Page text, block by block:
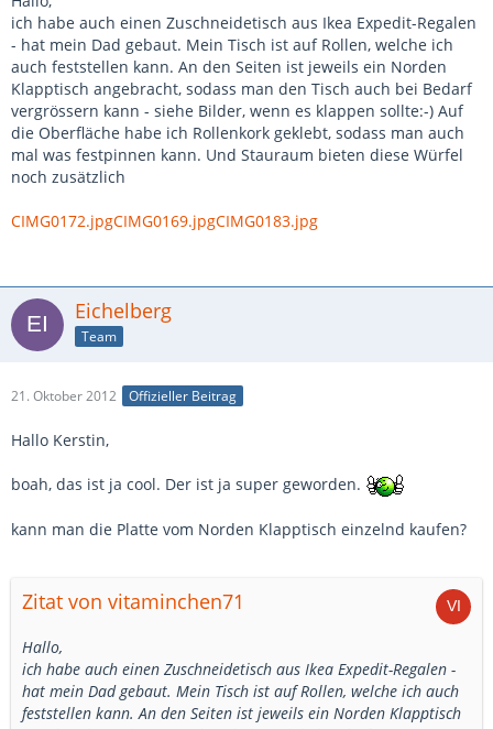
ich habe auch einen Zuschneidetisch aus Ikea Expedit-Regalen
- hat mein Dad gebaut. Mein Tisch ist auf Rollen, welche ich
auch feststellen kann. An den Seiten ist jeweils ein Norden
Klapptisch angebracht, sodass man den Tisch auch bei Bedarf
vergrössern kann - siehe Bilder, wenn es klappen sollte:-) Auf
die Oberfläche habe ich Rollenkork geklebt, sodass man auch
mal was festpinnen kann. Und Stauraum bieten diese Würfel
noch zusätzlich
CIMG0172.jpgCIMG0169.jpgCIMG0183.jpg
Eichelberg
Team
21. Oktober 2012 Offizieller Beitrag
Hallo Kerstin,
boah, das ist ja cool. Der ist ja super geworden.
kann man die Platte vom Norden Klapptisch einzelnd kaufen?
Zitat von vitaminchen71
Hallo,
ich habe auch einen Zuschneidetisch aus Ikea Expedit-Regalen -
hat mein Dad gebaut. Mein Tisch ist auf Rollen, welche ich auch
feststellen kann. An den Seiten ist jeweils ein Norden Klapptisch